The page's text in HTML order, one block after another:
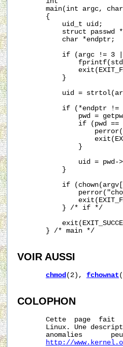
main(int argc,
       {
           uid_t uid;
struct passwd
           char *endptr;
if (argc != 3
           }
uid =
if (*endptr !=
pwd =
if (pwd ==
               }
uid = pwd-
           }
if
           } /* if */
       } /* main */
VOIR AUSSI
chmod (2), fchownat
COLOPHON
Cette  page  fait
Linux. Une
anomalies
http://